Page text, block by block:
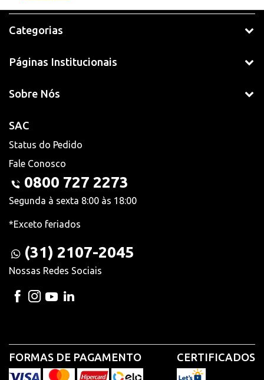
Categorias
Páginas Institucionais
Sobre Nós
SAC
Status do Pedido
Fale Conosco
0800 727 2273
Segunda à sexta 8:00 às 18:00
*Exceto feriados
(31) 2107-2045
Nossas Redes Sociais
FORMAS DE PAGAMENTO CERTIFICADOS